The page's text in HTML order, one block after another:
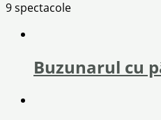
9 spectacole
Buzunarul cu